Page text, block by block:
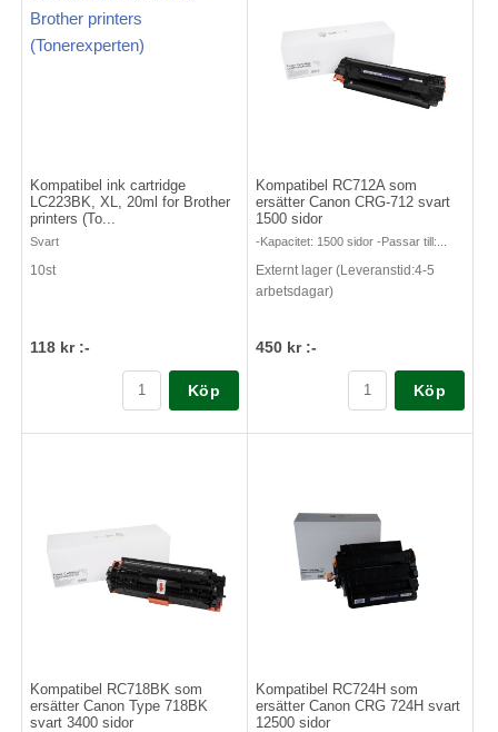
Kompatibel ink cartridge
LC223BK, XL, 20ml for Brother
printers (To...
Svart
10st
118 kr :-
Köp
Kompatibel RC712A som
ersätter Canon CRG-712 svart
1500 sidor
-Kapacitet: 1500 sidor -Passar till:...
Externt lager (Leveranstid:4-5
arbetsdagar)
450 kr :-
Köp
Kompatibel RC718BK som
ersätter Canon Type 718BK
svart 3400 sidor
Kompatibel RC724H som
ersätter Canon CRG 724H svart
12500 sidor